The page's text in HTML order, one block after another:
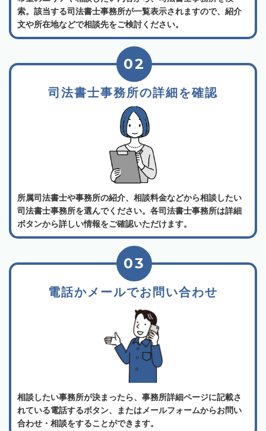
索。該当する司法書士事務所が一覧表示されますので、紹介
文や所在地などで相談先をご検討ください。
司法書士事務所の詳細を確認
02
所属司法書士や事務所の紹介、相談料金などから相談したい
司法書士事務所を選んでください。各司法書士事務所は詳細
ボタンから詳しい情報をご確認いただけます。
電話かメールでお問い合わせ
03
相談したい事務所が決まったら、事務所詳細ページに記載さ
れている電話するボタン、またはメールフォームからお問い
合わせ・相談をすることができます。